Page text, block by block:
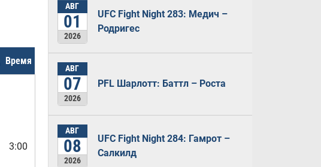
Время
3:00
АВГ
01
2026
UFC Fight Night 283: Медич –
Родригес
АВГ
07
2026
PFL Шарлотт: Баттл – Роста
АВГ
08
2026
UFC Fight Night 284: Гамрот –
Салкилд